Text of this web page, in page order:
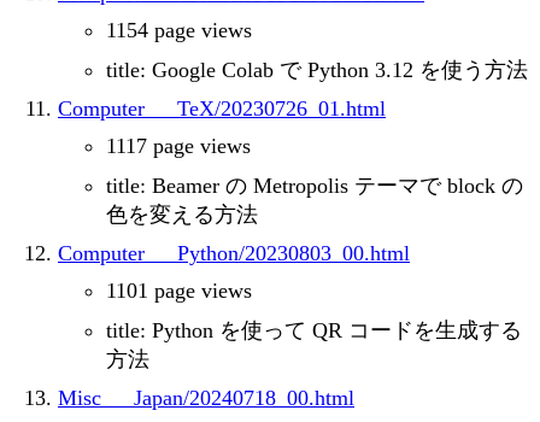
1154 page views
title: Google Colab で Python 3.12 を使う方法
Computer___TeX/20230726_01.html
1117 page views
title: Beamer の Metropolis テーマで block の
色を変える方法
Computer___Python/20230803_00.html
1101 page views
title: Python を使って QR コードを生成する
方法
Misc___Japan/20240718_00.html